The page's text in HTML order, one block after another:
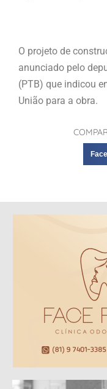
O projeto de
anunciado pelo
(PTB) que indicou
União para a obra.